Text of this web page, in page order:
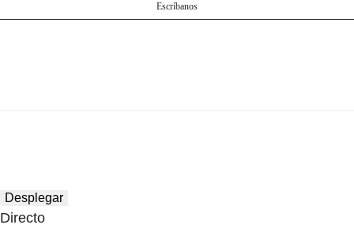
Escríbanos
Desplegar
Directo